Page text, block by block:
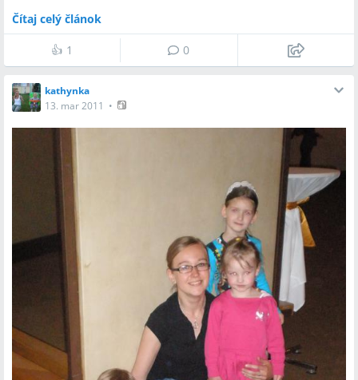
kathy.blogspot.com/
V prípade záujmu ma prosím kontaktujte mailom na adresu:
katjao@azet.sk
Čítaj celý článok
👍 1 0
kathynka
13. mar 2011 •